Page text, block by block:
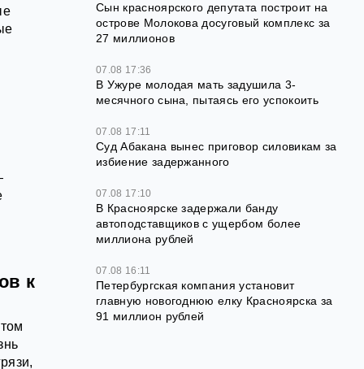
к
Сын красноярского депутата построит на
острове Молокова досуговый комплекс за
27 миллионов
07.08 17:36
В Ужуре молодая мать задушила 3-
месячного сына, пытаясь его успокоить
07.08 17:11
Суд Абакана вынес приговор силовикам за
избиение задержанного
07.08 17:10
В Красноярске задержали банду
автоподставщиков с ущербом более
миллиона рублей
07.08 16:11
Петербургская компания установит
главную новогоднюю елку Красноярска за
91 миллион рублей